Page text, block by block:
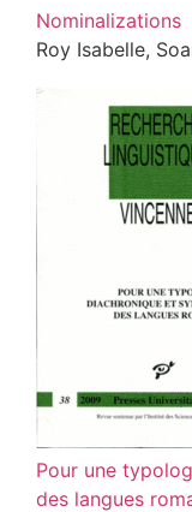
Nominalizations
Roy Isabelle,
Pour une
des langues